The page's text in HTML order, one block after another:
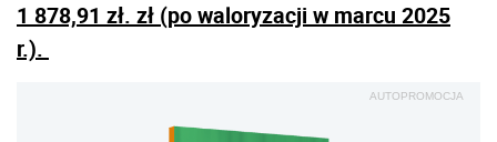
1 878,91 zł. zł (po waloryzacji w marcu 2025
r.).
AUTOPROMOCJA